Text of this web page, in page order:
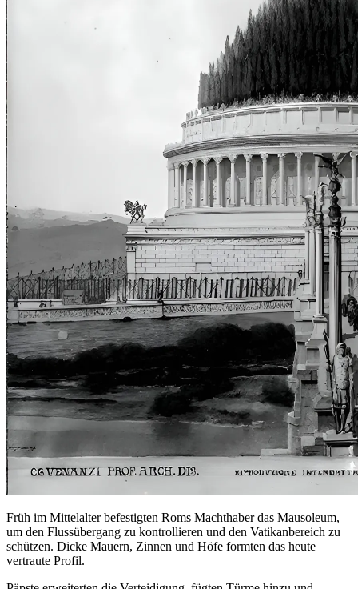
Früh im Mittelalter befestigten Roms Machthaber das Mausoleum,
um den Flussübergang zu kontrollieren und den Vatikanbereich zu
schützen. Dicke Mauern, Zinnen und Höfe formten das heute
vertraute Profil.